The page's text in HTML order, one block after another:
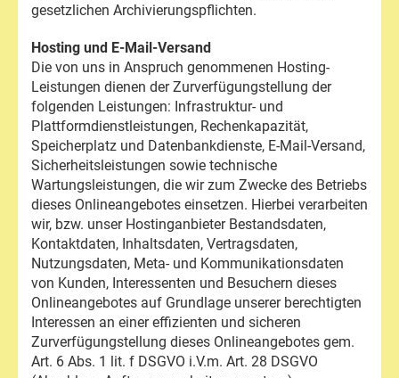
gesetzlichen Archivierungspflichten.
Hosting und E-Mail-Versand
Die von uns in Anspruch genommenen Hosting-
Leistungen dienen der Zurverfügungstellung der
folgenden Leistungen: Infrastruktur- und
Plattformdienstleistungen, Rechenkapazität,
Speicherplatz und Datenbankdienste, E-Mail-Versand,
Sicherheitsleistungen sowie technische
Wartungsleistungen, die wir zum Zwecke des Betriebs
dieses Onlineangebotes einsetzen. Hierbei verarbeiten
wir, bzw. unser Hostinganbieter Bestandsdaten,
Kontaktdaten, Inhaltsdaten, Vertragsdaten,
Nutzungsdaten, Meta- und Kommunikationsdaten
von Kunden, Interessenten und Besuchern dieses
Onlineangebotes auf Grundlage unserer berechtigten
Interessen an einer effizienten und sicheren
Zurverfügungstellung dieses Onlineangebotes gem.
Art. 6 Abs. 1 lit. f DSGVO i.V.m. Art. 28 DSGVO